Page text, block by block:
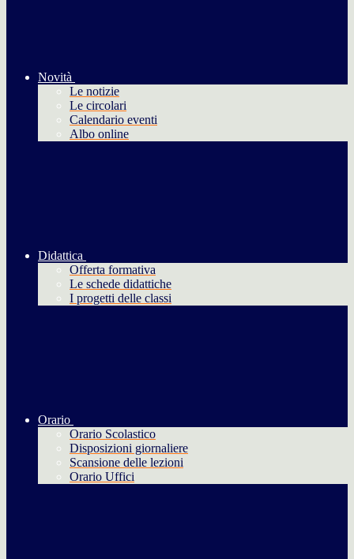
Novità
Le notizie
Le circolari
Calendario eventi
Albo online
Didattica
Offerta formativa
Le schede didattiche
I progetti delle classi
Orario
Orario Scolastico
Disposizioni giornaliere
Scansione delle lezioni
Orario Uffici